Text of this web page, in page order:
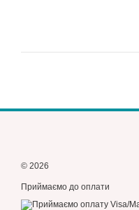
© 2026
Приймаємо до оплати